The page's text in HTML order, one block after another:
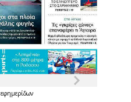
εφημερίδων